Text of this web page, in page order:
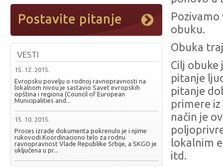
VESTI
15. 12. 2015.
Evropsku povelju o rodnoj ravnopravnosti na
lokalnom nivou je sastavio Savet evropskih
opština i regiona (Council of European
Municipalities and...
15. 10. 2015.
Proces izrade dokumenta pokrenulo je i njime
rukovodi Koordinaciono telo za rodnu
ravnopravnost Vlade Republike Srbije, a SKGO je
uključena u pr...
obuku.
Obuka
Cilj obuke
pitanje
pitanje
primere iz
način je
lokalnim
itd.